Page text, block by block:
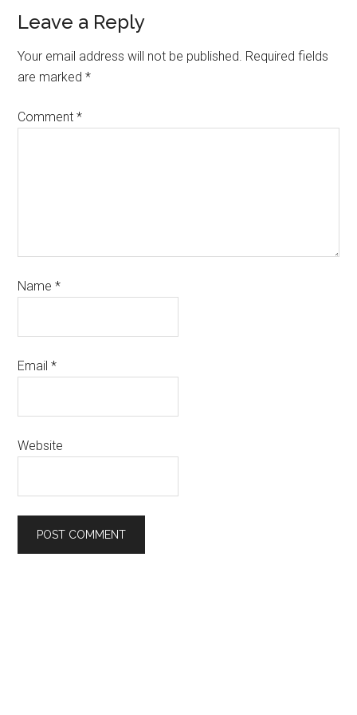
Leave a Reply
Your email address will not be published. Required fields
are marked*
Comment*
Name*
Email*
Website